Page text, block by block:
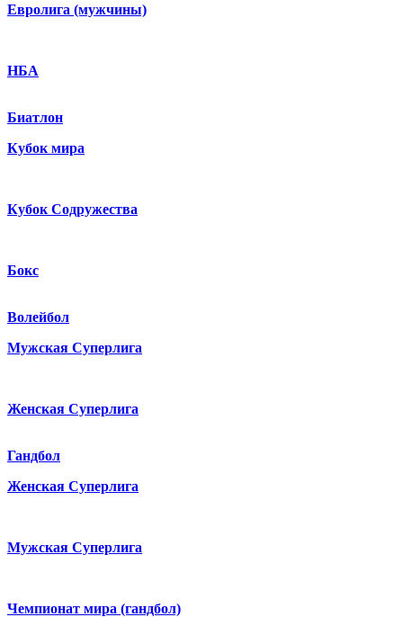
Евролига (мужчины)
НБА
Биатлон
Кубок мира
Кубок Содружества
Бокс
Волейбол
Мужская Суперлига
Женская Суперлига
Гандбол
Женская Суперлига
Мужская Суперлига
Чемпионат мира (гандбол)